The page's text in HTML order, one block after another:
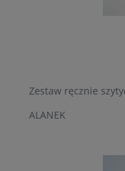
Zestaw ręcznie
ALANEK